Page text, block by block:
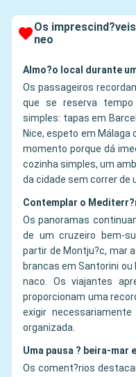
Os
neo
Almo?o local durante
Os passageiros
que se reserva tempo
simples: tapas em
Nice, espeto em Málaga
momento porque dá
cozinha simples, um
da cidade sem correr de
Contemplar o
Os panoramas
de um cruzeiro bem-
partir de Montju?c, mar
brancas em Santorini ou
naco. Os viajantes
proporcionam uma
exigir
organizada.
Uma pausa ? beira-mar
Os coment?rios